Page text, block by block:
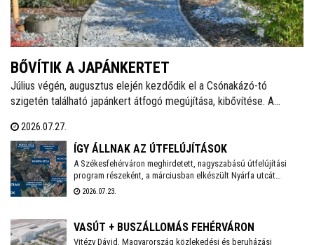
BŐVÍTIK A JAPÁNKERTET
Július végén, augusztus elején kezdődik el a Csónakázó-tó
szigetén található japánkert átfogó megújítása, kibővítése. A
ideje alatt a munkálatokkal érintett területet a látogatók elől
lezárják.
2026.07.27.
ÍGY ÁLLNAK AZ ÚTFELÚJÍTÁSOK
A Székesfehérváron meghirdetett, nagyszabású útfelújítási
program részeként, a márciusban elkészült Nyárfa utcát
követően a Közgyűlés szakbizottsága legutóbbi ülésén újabb
kivitelezőket - adta hírül közösségi oldalán Székesfehérvár
2026.07.23.
VASÚT + BUSZÁLLOMÁS FEHÉRVÁRON
Vitézy Dávid, Magyarország közlekedési és beruházási